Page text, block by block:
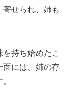
せられ、姉も
持ち始めたこ
面には、姉の存